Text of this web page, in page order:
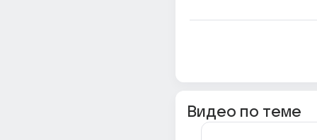
Видео по теме